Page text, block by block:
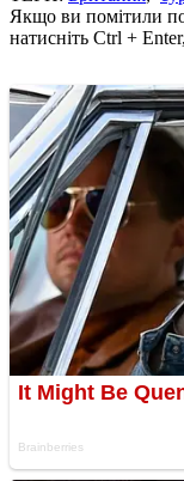
Якщо ви помітили
натисніть Ctrl +